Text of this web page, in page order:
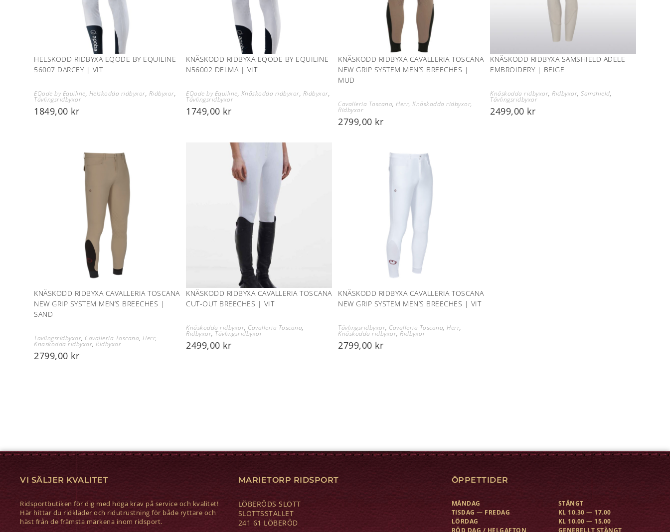
HELSKODD RIDBYXA EQODE BY EQUILINE
56007 DARCEY | VIT
EQode by Equiline, Helskodda ridbyxor, Ridbyxor,
Tävlingsridbyxor
1849,00 kr
KNÄSKODD RIDBYXA EQODE BY EQUILINE
N56002 DELMA | VIT
EQode by Equiline, Knäskodda ridbyxor, Ridbyxor,
Tävlingsridbyxor
1749,00 kr
KNÄSKODD RIDBYXA CAVALLERIA TOSCANA
NEW GRIP SYSTEM MEN’S BREECHES |
MUD
Cavalleria Toscana,Herr,Knäskodda ridbyxor,
Ridbyxor
2799,00 kr
KNÄSKODD RIDBYXA SAMSHIELD ADELE
EMBROIDERY | BEIGE
Knäskodda ridbyxor,Ridbyxor,Samshield,
Tävlingsridbyxor
2499,00 kr
KNÄSKODD RIDBYXA CAVALLERIA TOSCANA
NEW GRIP SYSTEM MEN’S BREECHES |
SAND
Tävlingsridbyxor, Cavalleria Toscana,Herr,
Knäskodda ridbyxor,Ridbyxor
2799,00 kr
KNÄSKODD RIDBYXA CAVALLERIA TOSCANA
CUT-OUT BREECHES | VIT
Knäskodda ridbyxor, Cavalleria Toscana,
Ridbyxor, Tävlingsridbyxor
2499,00 kr
KNÄSKODD RIDBYXA CAVALLERIA TOSCANA
NEW GRIP SYSTEM MEN’S BREECHES | VIT
Tävlingsridbyxor, Cavalleria Toscana,Herr,
Knäskodda ridbyxor,Ridbyxor
2799,00 kr
VI SÄLJER KVALITET
Ridsportbutiken för dig med höga krav på service och kvalitet!
Här hittar du ridkläder och ridutrustning för både ryttare och
häst från de främsta märkena inom ridsport.
MARIETORP RIDSPORT
LÖBERÖDS SLOTT
SLOTTSSTALLET
241 61 LÖBERÖD
ÖPPETTIDER
MÅNDAG
TISDAG — FREDAG
LÖRDAG
RÖD DAG / HELGAFTON
STÄNGT
KL 10.30 — 17.00
KL 10.00 — 15.00
GENERELLT STÄNGT